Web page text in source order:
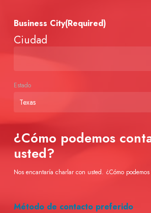
Business City(Required)
Ciudad
Estado
Texas
¿Cómo podemos
usted?
Nos encantaría charlar con usted. ¿Cómo
Método de contacto preferido